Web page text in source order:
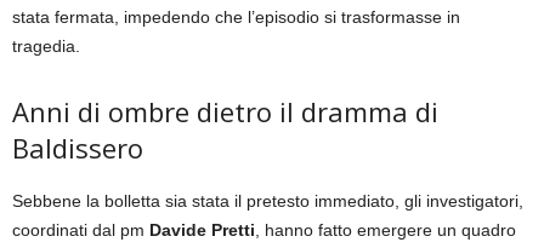
stata fermata, impedendo che l’episodio si trasformasse in
tragedia.
Anni di ombre dietro il dramma di
Baldissero
Sebbene la bolletta sia stata il pretesto immediato, gli investigatori,
coordinati dal pm Davide Pretti, hanno fatto emergere un quadro